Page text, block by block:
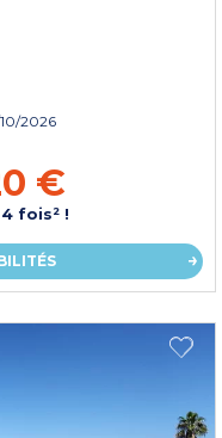
2026
€
fois² !